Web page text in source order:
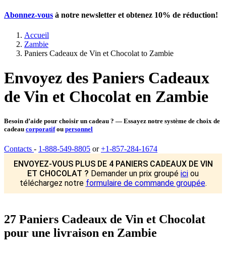
Abonnez-vous à notre newsletter et obtenez 10% de réduction!
Accueil
Zambie
Paniers Cadeaux de Vin et Chocolat to Zambie
Envoyez des Paniers Cadeaux
de Vin et Chocolat en Zambie
Besoin d’aide pour choisir un cadeau ? — Essayez notre système de choix de
cadeau corporatifou personnel
Contacts - 1-888-549-8805 or+1-857-284-1674
ENVOYEZ-VOUS PLUS DE 4 PANIERS CADEAUX DE VIN
ET CHOCOLAT ? Demander un prix groupé ici ou
téléchargez notre formulaire de commande groupée.
27 Paniers Cadeaux de Vin et Chocolat
pour une livraison en Zambie